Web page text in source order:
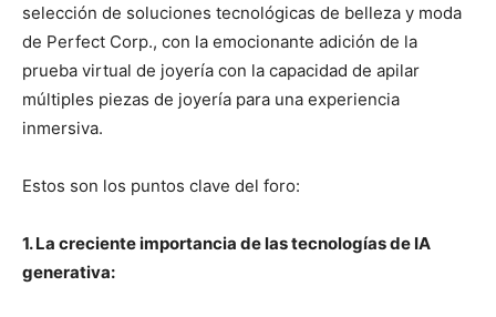
selección de soluciones tecnológicas de belleza y moda
de Perfect Corp., con la emocionante adición de la
prueba virtual de joyería con la capacidad de apilar
múltiples piezas de joyería para una experiencia
inmersiva.
Estos son los puntos clave del foro:
1. La creciente importancia de las tecnologías de IA
generativa: